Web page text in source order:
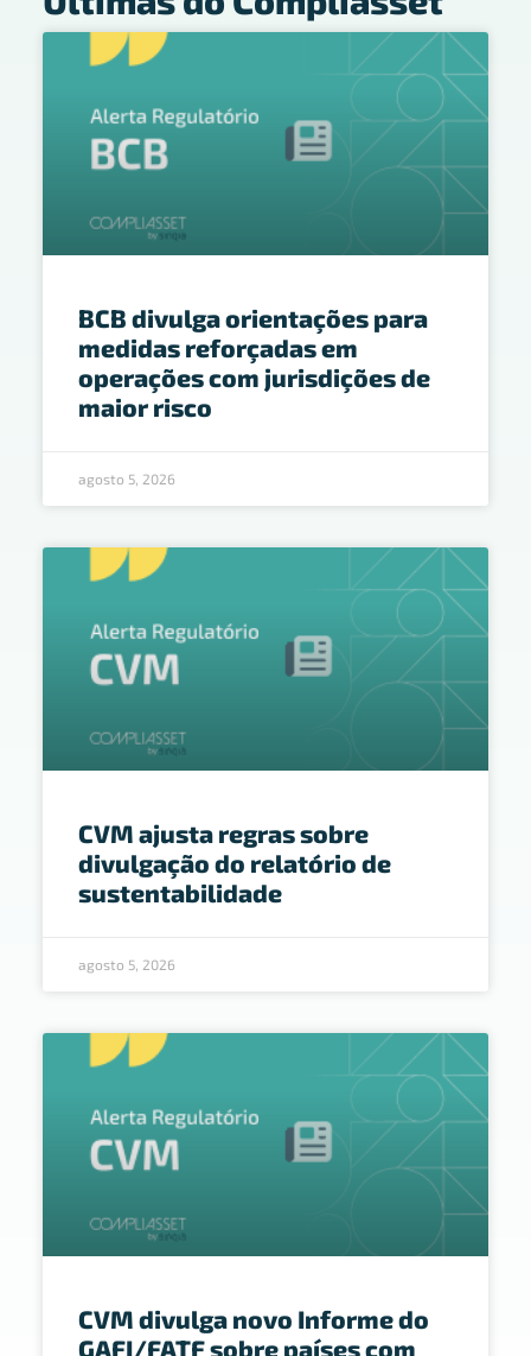
BCB divulga orientações para
medidas reforçadas em
operações com jurisdições de
maior risco
agosto 5, 2026
CVM ajusta regras sobre
divulgação do relatório de
sustentabilidade
agosto 5, 2026
CVM divulga novo Informe do
GAFI/FATF sobre países com